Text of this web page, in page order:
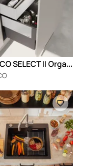
B
LANCO SELECT II Orga - dodatna fioka